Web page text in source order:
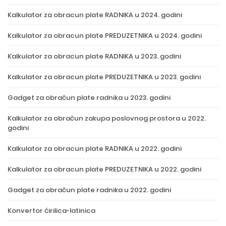
Kalkulator za obracun plate RADNIKA u 2024. godini
Kalkulator za obracun plate PREDUZETNIKA u 2024. godini
Kalkulator za obracun plate RADNIKA u 2023. godini
Kalkulator za obracun plate PREDUZETNIKA u 2023. godini
Gadget za obračun plate radnika u 2023. godini
Kalkulator za obračun zakupa poslovnog prostora u 2022.
godini
Kalkulator za obracun plate RADNIKA u 2022. godini
Kalkulator za obracun plate PREDUZETNIKA u 2022. godini
Gadget za obračun plate radnika u 2022. godini
Konvertor ćirilica-latinica